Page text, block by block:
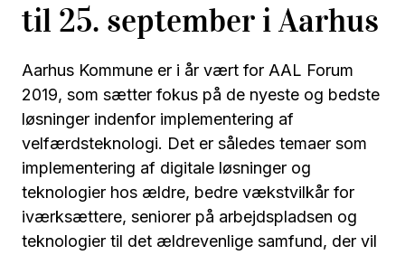
til 25. september i Aarhus
Aarhus Kommune er i år vært for AAL Forum
2019, som sætter fokus på de nyeste og bedste
løsninger indenfor implementering af
velfærdsteknologi. Det er således temaer som
implementering af digitale løsninger og
teknologier hos ældre, bedre vækstvilkår for
iværksættere, seniorer på arbejdspladsen og
teknologier til det ældrevenlige samfund, der vil